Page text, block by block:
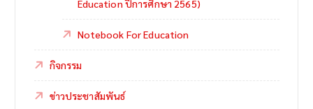
Education ปีการศึกษา 2565)
Notebook For Education
กิจกรรม
ข่าวประชาสัมพันธ์